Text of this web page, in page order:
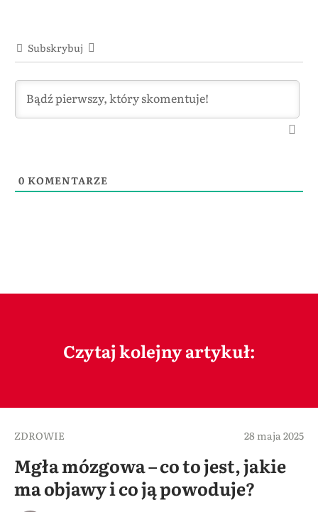
Subskrybuj
0 KOMENTARZE
Czytaj kolejny artykuł:
ZDROWIE 28 maja 2025
Mgła mózgowa – co to jest, jakie
ma objawy i co ją powoduje?